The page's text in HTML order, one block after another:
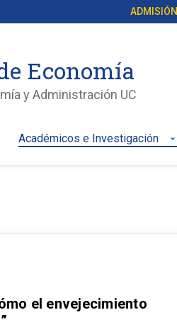
ADMISIÓN
Economía
y Administración UC
Académicos e Investigación arrow_drop_down
el envejecimiento